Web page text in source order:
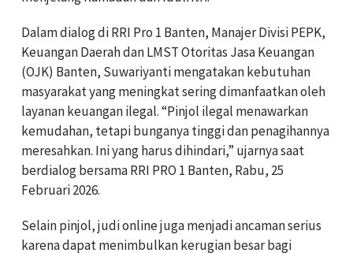
Dalam dialog di RRI Pro 1 Banten, Manajer Divisi PEPK,
Keuangan Daerah dan LMST Otoritas Jasa Keuangan
(OJK) Banten, Suwariyanti mengatakan kebutuhan
masyarakat yang meningkat sering dimanfaatkan oleh
layanan keuangan ilegal. “Pinjol ilegal menawarkan
kemudahan, tetapi bunganya tinggi dan penagihannya
meresahkan. Ini yang harus dihindari,” ujarnya saat
berdialog bersama RRI PRO 1 Banten, Rabu, 25
Februari 2026.
Selain pinjol, judi online juga menjadi ancaman serius
karena dapat menimbulkan kerugian besar bagi